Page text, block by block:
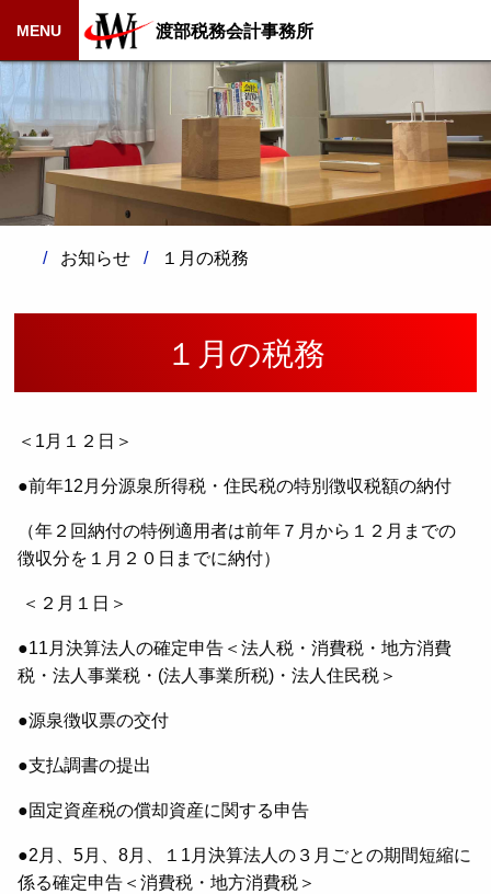
MENU 渡部税務会計事務所
お知らせ １月の税務
１月の税務
＜1月１２日＞
●前年12月分源泉所得税・住民税の特別徴収税額の納付
（年２回納付の特例適用者は前年７月から１２月までの
徴収分を１月２０日までに納付）
＜２月１日＞
●11月決算法人の確定申告＜法人税・消費税・地方消費
税・法人事業税・(法人事業所税)・法人住民税＞
●源泉徴収票の交付
●支払調書の提出
●固定資産税の償却資産に関する申告
●2月、5月、8月、１1月決算法人の３月ごとの期間短縮に
係る確定申告＜消費税・地方消費税＞